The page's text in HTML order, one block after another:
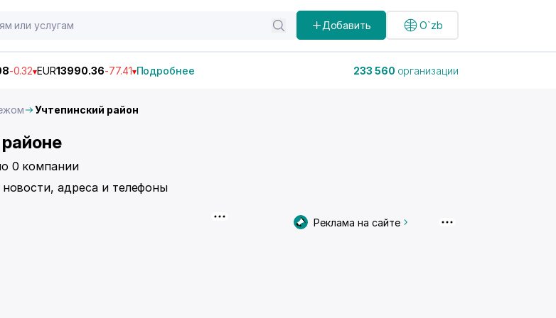
Добавить O`zb
-0.32 EUR13990.36-77.41 Подробнее 233 560 организации
Учтепинский район
0 компании
адреса и телефоны
Реклама на сайте